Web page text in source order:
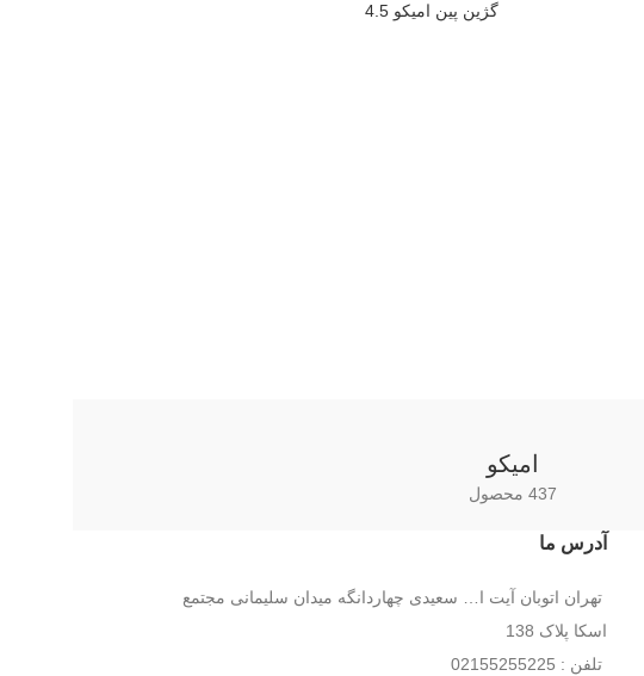
گژین پین امیکو 4.5
امیکو
437 محصول
آدرس ما
تهران اتوبان آیت ا… سعیدی چهاردانگه میدان سلیمانی مجتمع
اسکا پلاک 138
تلفن : 02155255225